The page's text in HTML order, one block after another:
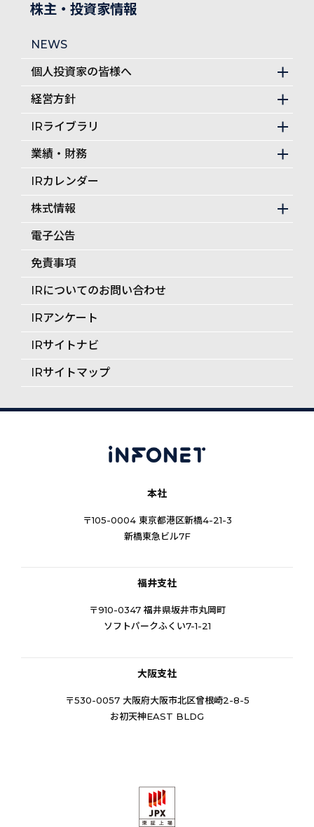
株主・投資家情報
NEWS
個人投資家の皆様へ
経営方針
IRライブラリ
業績・財務
IRカレンダー
株式情報
電子公告
免責事項
IRについてのお問い合わせ
IRアンケート
IRサイトナビ
IRサイトマップ
本社
〒105-0004 東京都港区新橋4-21-3
新橋東急ビル7F
福井支社
〒910-0347 福井県坂井市丸岡町
ソフトパークふくい7-1-21
大阪支社
〒530-0057 大阪府大阪市北区曾根崎2-8-5
お初天神EAST BLDG